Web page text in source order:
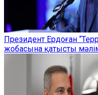
Президент Ердоған
жобасына қатысты